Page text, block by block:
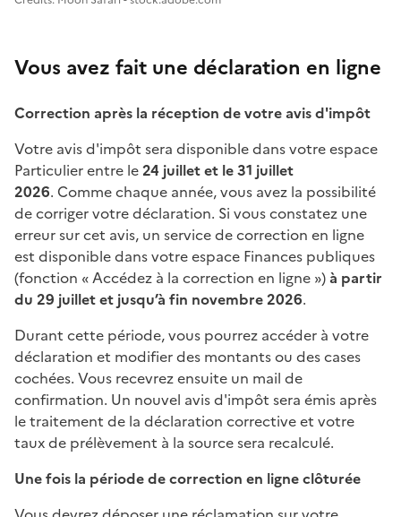
Vous avez fait une déclaration en ligne
Correction après la réception de votre avis d'impôt
Votre avis d'impôt sera disponible dans votre espace
Particulier entre le24 juillet et le 31 juillet
2026. Comme chaque année, vous avez la possibilité
de corriger votre déclaration. Si vous constatez une
erreur sur cet avis, un service de correction en ligne
est disponible dans votre espace Finances publiques
(fonction « Accédez à la correction en ligne »)à partir
du 29 juillet et jusqu’à fin novembre 2026.
Durant cette période, vous pourrez accéder à votre
déclaration et modifier des montants ou des cases
cochées. Vous recevrez ensuite un mail de
confirmation. Un nouvel avis d'impôt sera émis après
le traitement de la déclaration corrective et votre
taux de prélèvement à la source sera recalculé.
Une fois la période de correction en ligne clôturée